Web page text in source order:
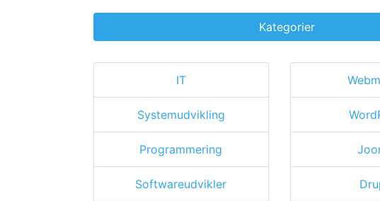
Kategorier
IT
Systemudvikling
Programmering
Softwareudvikler